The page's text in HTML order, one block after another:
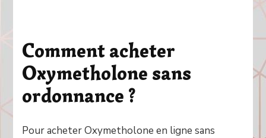
Comment acheter
Oxymetholone sans
ordonnance ?
Pour acheter Oxymetholone en ligne sans